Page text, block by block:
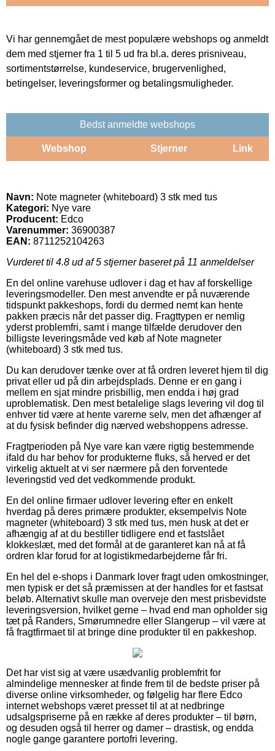
Vi har gennemgået de mest populære webshops og anmeldt
dem med stjerner fra 1 til 5 ud fra bl.a. deres prisniveau,
sortimentstørrelse, kundeservice, brugervenlighed,
betingelser, leveringsformer og betalingsmuligheder.
Bedst anmeldte webshops
Webshop Stjerner Link
Navn: Note magneter (whiteboard) 3 stk med tus
Kategori: Nye vare
Producent: Edco
Varenummer: 36900387
EAN: 8711252104263
Vurderet til 4.8 ud af 5 stjerner baseret på 11 anmeldelser
En del online varehuse udlover i dag et hav af forskellige
leveringsmodeller. Den mest anvendte er på nuværende
tidspunkt pakkeshops, fordi du dermed nemt kan hente
pakken præcis når det passer dig. Fragttypen er nemlig
yderst problemfri, samt i mange tilfælde derudover den
billigste leveringsmåde ved køb af Note magneter
(whiteboard) 3 stk med tus.
Du kan derudover tænke over at få ordren leveret hjem til dig
privat eller ud på din arbejdsplads. Denne er en gang i
mellem en sjat mindre prisbillig, men endda i høj grad
uproblematisk. Den mest betalelige slags levering vil dog til
enhver tid være at hente varerne selv, men det afhænger af
at du fysisk befinder dig nærved webshoppens adresse.
Fragtperioden på Nye vare kan være rigtig bestemmende
ifald du har behov for produkterne fluks, så herved er det
virkelig aktuelt at vi ser nærmere på den forventede
leveringstid ved det vedkommende produkt.
En del online firmaer udlover levering efter en enkelt
hverdag på deres primære produkter, eksempelvis Note
magneter (whiteboard) 3 stk med tus, men husk at det er
afhængig af at du bestiller tidligere end et fastslået
klokkeslæt, med det formål at de garanteret kan nå at få
ordren klar forud for at logistikmedarbejderne får fri.
En hel del e-shops i Danmark lover fragt uden omkostninger,
men typisk er det så præmissen at der handles for et fastsat
beløb. Alternativt skulle man overveje den mest prisbevidste
leveringsversion, hvilket gerne – hvad end man opholder sig
tæt på Randers, Smørumnedre eller Slangerup – vil være at
få fragtfirmaet til at bringe dine produkter til en pakkeshop.
Det har vist sig at være usædvanlig problemfrit for
almindelige mennesker at finde frem til de bedste priser på
diverse online virksomheder, og følgelig har flere Edco
internet webshops været presset til at at nedbringe
udsalgspriserne på en række af deres produkter – til børn,
og desuden også til herrer og damer – drastisk, og endda
nogle gange garantere portofri levering.